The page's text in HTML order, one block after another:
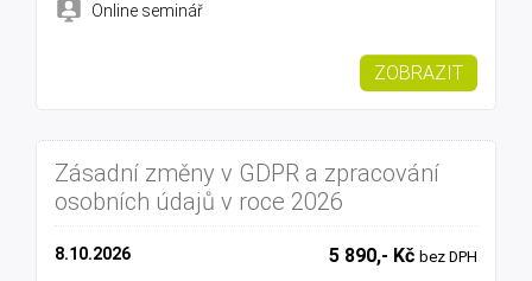
Online seminář
ZOBRAZIT
Zásadní změny v GDPR a zpracování
osobních údajů v roce 2026
5 890,- Kč bez DPH
8.10.2026